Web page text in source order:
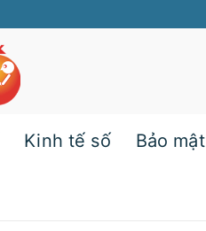
Kinh tế số Bảo mật